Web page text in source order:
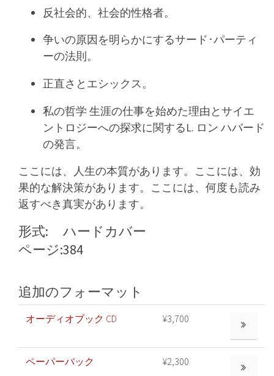
反社会的、社会的性格者。
争いの原因を明らかにするサード･パーティ
ーの法則。
正直さとエシックス。
私の哲学 生涯の仕事を始めた理由とサイエ
ントロジーへの探求に関するL. ロン ハバード
の発言。
ここには、人生の本質があります。ここには、効
果的な解決策があります。ここには、何度も読み
返すべき真実があります。
形式:
ハードカバー
ページ:384
追加のフォーマット
オーディオブック CD ¥3,700 もっと見る
ペーパーバック ¥2,300 もっと見る